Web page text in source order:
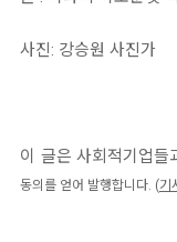
사진: 강승원 사진가
이 글은 사회적기업들
동의를 얻어 발행합니다. (기